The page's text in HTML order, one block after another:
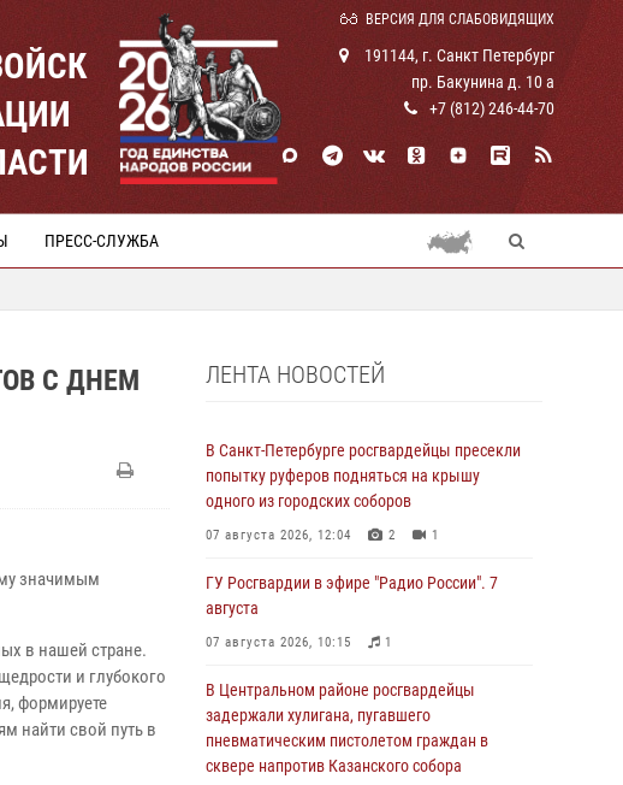
ВЕРСИЯ ДЛЯ СЛАБОВИДЯЩИХ
191144, г. Санкт Петербург
пр. Бакунина д. 10 а
+7 (812) 246-44-70
ПРЕСС-СЛУЖБА
С ДНЕМ
значимым
в нашей стране.
и глубокого
формируете
найти свой путь в
ЛЕНТА НОВОСТЕЙ
В Санкт-Петербурге росгвардейцы пресекли
попытку руферов подняться на крышу
одного из городских соборов
07 августа 2026, 12:04 2 1
ГУ Росгвардии в эфире "Радио России". 7
августа
07 августа 2026, 10:15 1
В Центральном районе росгвардейцы
задержали хулигана, пугавшего
пневматическим пистолетом граждан в
сквере напротив Казанского собора